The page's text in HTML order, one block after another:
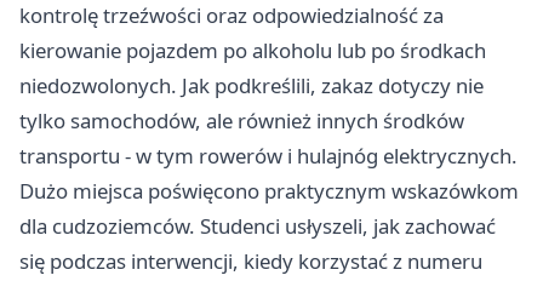
kontrolę trzeźwości oraz odpowiedzialność za
kierowanie pojazdem po alkoholu lub po środkach
niedozwolonych. Jak podkreślili, zakaz dotyczy nie
tylko samochodów, ale również innych środków
transportu - w tym rowerów i hulajnóg elektrycznych.
Dużo miejsca poświęcono praktycznym wskazówkom
dla cudzoziemców. Studenci usłyszeli, jak zachować
się podczas interwencji, kiedy korzystać z numeru